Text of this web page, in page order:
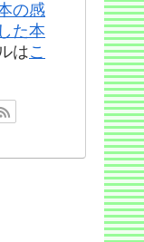
の感
た本
はこ